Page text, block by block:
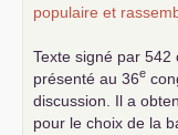
populaire et
Texte signé par
présenté au 36e
discussion. Il a
pour le choix de la